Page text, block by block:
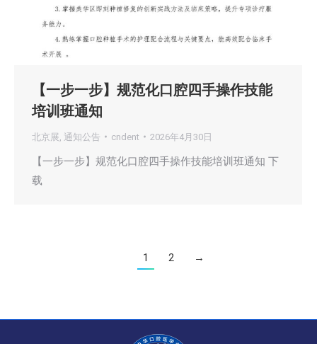
【一步一步】规范化口腔四手操作技能
培训班通知
北京展 通知公告 cndent 2026年4月30日
【一步一步】规范化口腔四手操作技能培训班通知 下
载
1 2 →